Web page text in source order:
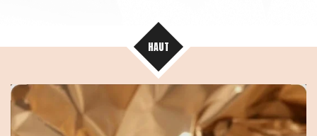
HAUT